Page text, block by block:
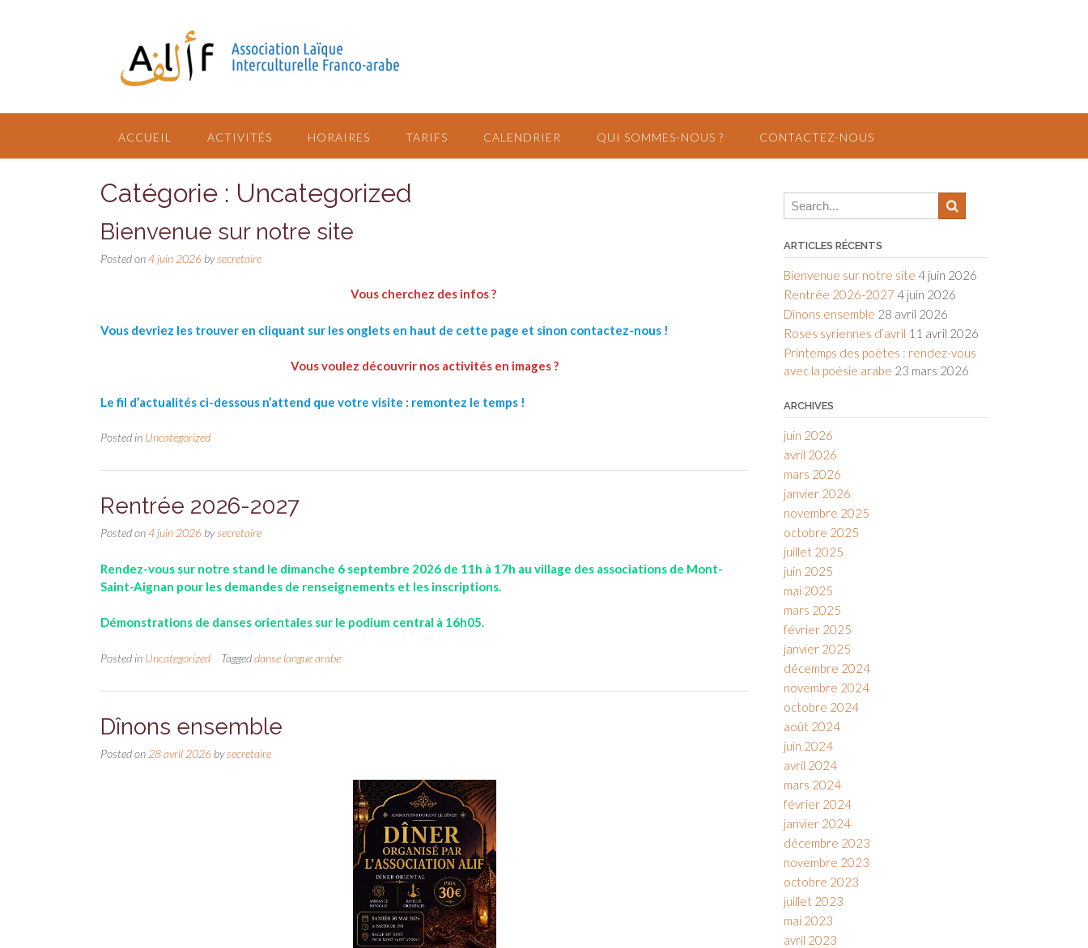
ACCUEIL ACTIVITÉS HORAIRES TARIFS CALENDRIER QUI SOMMES-NOUS ? CONTACTEZ-NOUS
Catégorie : Uncategorized
Bienvenue sur notre site
Posted on4 juin 2026 bysecretaire
Vous cherchez des infos ?
Vous devriez les trouver en cliquant sur les onglets en haut de cette page et sinon contactez-nous !
Vous voulez découvrir nos activités en images ?
Le fil d’actualités ci-dessous n’attend que votre visite : remontez le temps !
Posted in Uncategorized
Rentrée 2026-2027
Posted on4 juin 2026 bysecretaire
Rendez-vous sur notre stand le dimanche 6 septembre 2026 de 11h à 17h au village des associations de Mont-
Saint-Aignan pour les demandes de renseignements et les inscriptions.
Démonstrations de danses orientales sur le podium central à 16h05.
Posted in Uncategorized Taggeddanse langue arabe
Dînons ensemble
Posted on 28 avril 2026 bysecretaire
ARTICLES RÉCENTS
Bienvenue sur notre site 4 juin 2026
Rentrée 2026-2027 4 juin 2026
Dînons ensemble 28 avril 2026
Roses syriennes d’avril 11 avril 2026
Printemps des poètes : rendez-vous
avec la poésie arabe 23 mars 2026
ARCHIVES
juin 2026
avril 2026
mars 2026
janvier 2026
novembre 2025
octobre 2025
juillet 2025
juin 2025
mai 2025
mars 2025
février 2025
janvier 2025
décembre 2024
novembre 2024
octobre 2024
août 2024
juin 2024
avril 2024
mars 2024
février 2024
janvier 2024
décembre 2023
novembre 2023
octobre 2023
juillet 2023
mai 2023
avril 2023